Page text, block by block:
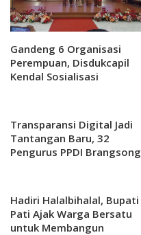
Gandeng 6 Organisasi
Perempuan, Disdukcapil
Kendal Sosialisasi
Transparansi Digital Jadi
Tantangan Baru, 32
Pengurus PPDI Brangsong
Hadiri Halalbihalal, Bupati
Pati Ajak Warga Bersatu
untuk Membangun